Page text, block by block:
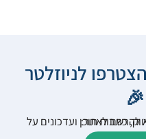
לניוזלטר
על וובינרים וכנסים – נא להרשם לאתר: